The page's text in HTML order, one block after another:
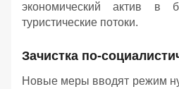
экономический актив в
туристические потоки.
Зачистка по-
Новые меры вводят режим